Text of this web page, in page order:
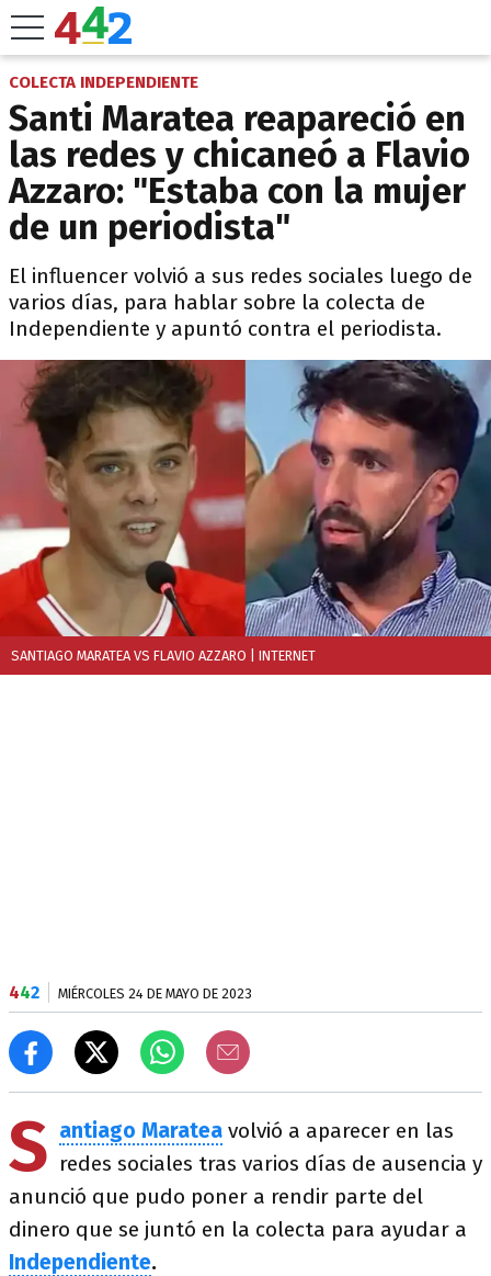
COLECTA INDEPENDIENTE
Santi Maratea reapareció en
las redes y chicaneó a Flavio
Azzaro: "Estaba con la mujer
de un periodista"
El influencer volvió a sus redes sociales luego de
varios días, para hablar sobre la colecta de
Independiente y apuntó contra el periodista.
SANTIAGO MARATEA VS FLAVIO AZZARO | INTERNET
442 MIÉRCOLES 24 DE MAYO DE 2023
S antiago Maratea volvió a aparecer en las
redes sociales tras varios días de ausencia y
anunció que pudo poner a rendir parte del
dinero que se juntó en la colecta para ayudar a
Independiente.